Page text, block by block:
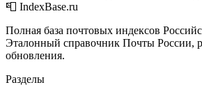
📮 IndexBase.ru
Полная база почтовых индексов
Эталонный справочник Почты России,
обновления.
Разделы